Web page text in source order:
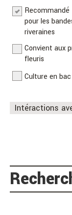
Recommandé
pour les
riveraines
Convient aux
fleuris
Culture en
Intéractions